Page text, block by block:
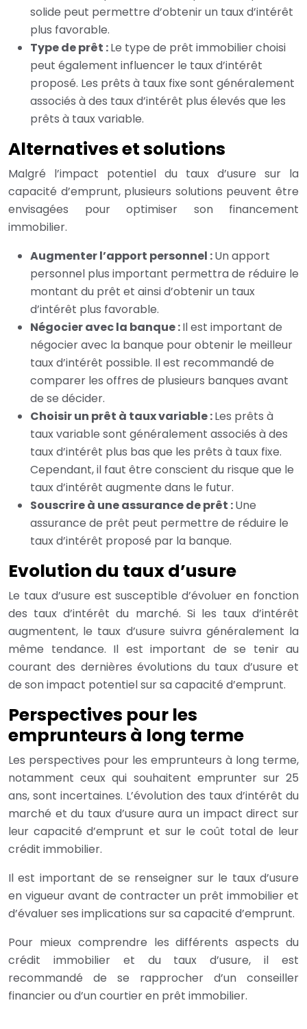
solide peut permettre d’obtenir un taux d’intérêt
plus favorable.
Type de prêt :Le type de prêt immobilier choisi
peut également influencer le taux d’intérêt
proposé. Les prêts à taux fixe sont généralement
associés à des taux d’intérêt plus élevés que les
prêts à taux variable.
Alternatives et solutions
Malgré l’impact potentiel du taux d’usure sur la
capacité d’emprunt, plusieurs solutions peuvent être
envisagées pour optimiser son financement
immobilier.
Augmenter l’apport personnel :Un apport
personnel plus important permettra de réduire le
montant du prêt et ainsi d’obtenir un taux
d’intérêt plus favorable.
Négocier avec la banque :Il est important de
négocier avec la banque pour obtenir le meilleur
taux d’intérêt possible. Il est recommandé de
comparer les offres de plusieurs banques avant
de se décider.
Choisir un prêt à taux variable :Les prêts à
taux variable sont généralement associés à des
taux d’intérêt plus bas que les prêts à taux fixe.
Cependant, il faut être conscient du risque que le
taux d’intérêt augmente dans le futur.
Souscrire à une assurance de prêt :Une
assurance de prêt peut permettre de réduire le
taux d’intérêt proposé par la banque.
Evolution du taux d’usure
Le taux d’usure est susceptible d’évoluer en fonction
des taux d’intérêt du marché. Si les taux d’intérêt
augmentent, le taux d’usure suivra généralement la
même tendance. Il est important de se tenir au
courant des dernières évolutions du taux d’usure et
de son impact potentiel sur sa capacité d’emprunt.
Perspectives pour les
emprunteurs à long terme
Les perspectives pour les emprunteurs à long terme,
notamment ceux qui souhaitent emprunter sur 25
ans, sont incertaines. L’évolution des taux d’intérêt du
marché et du taux d’usure aura un impact direct sur
leur capacité d’emprunt et sur le coût total de leur
crédit immobilier.
Il est important de se renseigner sur le taux d’usure
en vigueur avant de contracter un prêt immobilier et
d’évaluer ses implications sur sa capacité d’emprunt.
Pour mieux comprendre les différents aspects du
crédit immobilier et du taux d’usure, il est
recommandé de se rapprocher d’un conseiller
financier ou d’un courtier en prêt immobilier.